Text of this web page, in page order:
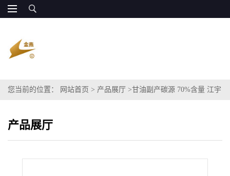
您当前的位置： 网站首页 > 产品展厅 >甘油副产碳源 70%含量 江宇
产品展厅